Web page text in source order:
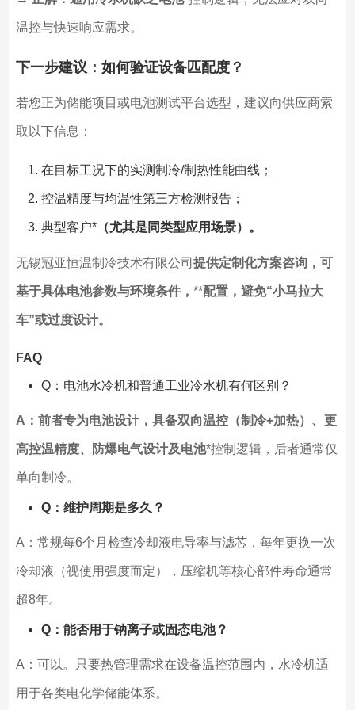
温控与快速响应需求。
下一步建议：如何验证设备匹配度？
若您正为储能项目或电池测试平台选型，建议向供应商索
取以下信息：
在目标工况下的实测制冷/制热性能曲线；
控温精度与均温性第三方检测报告；
典型客户*（尤其是同类型应用场景）。
无锡冠亚恒温制冷技术有限公司 提供定制化方案咨询，可
基于具体电池参数与环境条件， **配置，避免“小马拉大
车”或过度设计。
FAQ
Q：电池水冷机和普通工业冷水机有何区别？
A：前者专为电池设计，具备双向温控（制冷+加热）、更
高控温精度、防爆电气设计及电池*控制逻辑，后者通常仅
单向制冷。
Q：维护周期是多久？
A：常规每6个月检查冷却液电导率与滤芯，每年更换一次
冷却液（视使用强度而定），压缩机等核心部件寿命通常
超8年。
Q：能否用于钠离子或固态电池？
A：可以。只要热管理需求在设备温控范围内，水冷机适
用于各类电化学储能体系。